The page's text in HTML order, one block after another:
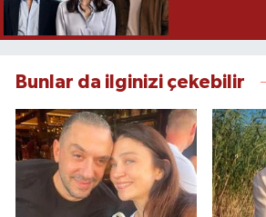
Bunlar da ilginizi çekebilir